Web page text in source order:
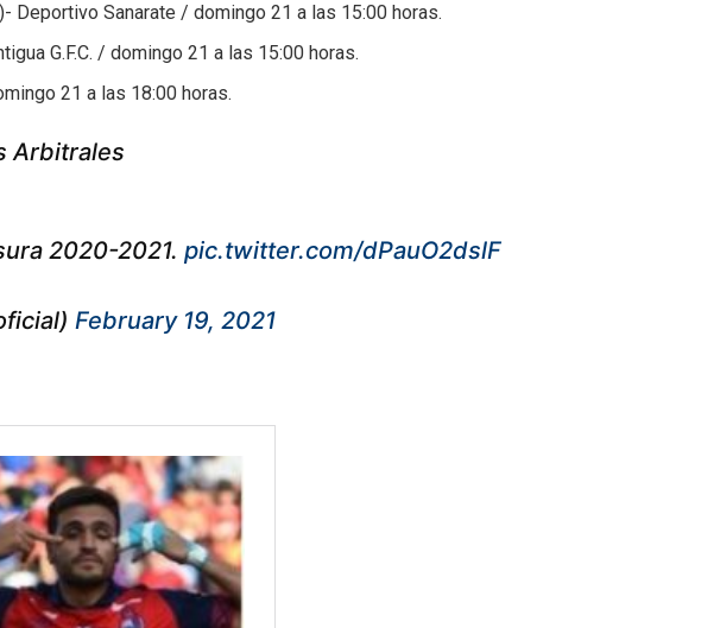
Deportivo Sanarate / domingo 21 a las 15:00 horas.
G.F.C. / domingo 21 a las 15:00 horas.
21 a las 18:00 horas.
Arbitrales
2020-2021. pic.twitter.com/dPauO2dslF
February 19, 2021